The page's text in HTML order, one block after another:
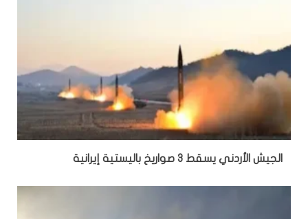
الجيش الأردني يسقط 3 صواريخ باليستية إيرانية